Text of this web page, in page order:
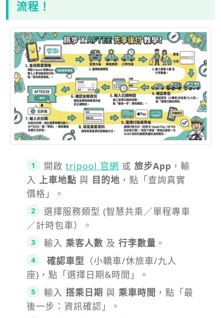
流程！
開啟 tripool 官網 或 旅步App ，輸
入 上車地點 與 目的地 ，點「查詢真實
價格」。​
選擇服務類型 (智慧共乘／單程專車
／計時包車）。
輸入 乘客人數 及 行李數量 。
確認車型 （小轎車/休旅車/九人
座)，點「選擇日期&時間」。
輸入 搭乘日期 與 乘車時間 ，點「最
後一步：資訊確認」。